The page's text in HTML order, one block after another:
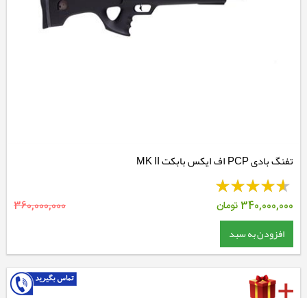
تفنگ بادی PCP اف ایکس بابکت MK II
340,000,000تومان 360,000,000
افزودن به سبد